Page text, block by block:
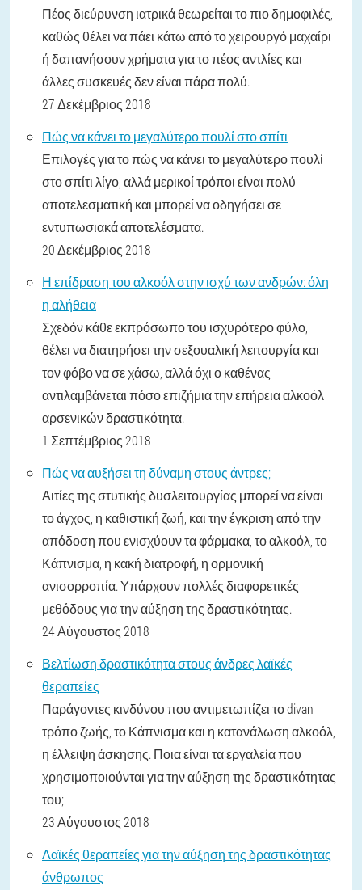
Πέος διεύρυνση ιατρικά θεωρείται το πιο δημοφιλές,
καθώς θέλει να πάει κάτω από το χειρουργό μαχαίρι
ή δαπανήσουν χρήματα για το πέος αντλίες και
άλλες συσκευές δεν είναι πάρα πολύ.
27 Δεκέμβριος 2018
Πώς να κάνει το μεγαλύτερο πουλί στο σπίτι
Επιλογές για το πώς να κάνει το μεγαλύτερο πουλί
στο σπίτι λίγο, αλλά μερικοί τρόποι είναι πολύ
αποτελεσματική και μπορεί να οδηγήσει σε
εντυπωσιακά αποτελέσματα.
20 Δεκέμβριος 2018
Η επίδραση του αλκοόλ στην ισχύ των ανδρών: όλη
η αλήθεια
Σχεδόν κάθε εκπρόσωπο του ισχυρότερο φύλο,
θέλει να διατηρήσει την σεξουαλική λειτουργία και
τον φόβο να σε χάσω, αλλά όχι ο καθένας
αντιλαμβάνεται πόσο επιζήμια την επήρεια αλκοόλ
αρσενικών δραστικότητα.
1 Σεπτέμβριος 2018
Πώς να αυξήσει τη δύναμη στους άντρες;
Αιτίες της στυτικής δυσλειτουργίας μπορεί να είναι
το άγχος, η καθιστική ζωή, και την έγκριση από την
απόδοση που ενισχύουν τα φάρμακα, το αλκοόλ, το
Κάπνισμα, η κακή διατροφή, η ορμονική
ανισορροπία. Υπάρχουν πολλές διαφορετικές
μεθόδους για την αύξηση της δραστικότητας.
24 Αύγουστος 2018
Βελτίωση δραστικότητα στους άνδρες λαϊκές
θεραπείες
Παράγοντες κινδύνου που αντιμετωπίζει το divan
τρόπο ζωής, το Κάπνισμα και η κατανάλωση αλκοόλ,
η έλλειψη άσκησης. Ποια είναι τα εργαλεία που
χρησιμοποιούνται για την αύξηση της δραστικότητας
του;
23 Αύγουστος 2018
Λαϊκές θεραπείες για την αύξηση της δραστικότητας
άνθρωπος